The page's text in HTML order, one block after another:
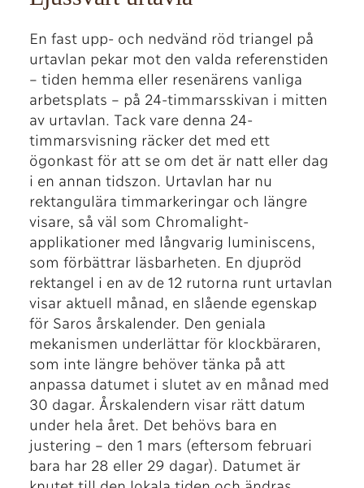
En fast upp- och nedvänd röd triangel på
urtavlan pekar mot den valda referenstiden
– tiden hemma eller resenärens vanliga
arbetsplats – på 24-timmarsskivan i mitten
av urtavlan. Tack vare denna 24-
timmarsvisning räcker det med ett
ögonkast för att se om det är natt eller dag
i en annan tidszon. Urtavlan har nu
rektangulära timmarkeringar och längre
visare, så väl som Chromalight-
applikationer med långvarig luminiscens,
som förbättrar läsbarheten. En djupröd
rektangel i en av de 12 rutorna runt urtavlan
visar aktuell månad, en slående egenskap
för Saros årskalender. Den geniala
mekanismen underlättar för klockbäraren,
som inte längre behöver tänka på att
anpassa datumet i slutet av en månad med
30 dagar. Årskalendern visar rätt datum
under hela året. Det behövs bara en
justering – den 1 mars (eftersom februari
bara har 28 eller 29 dagar). Datumet är